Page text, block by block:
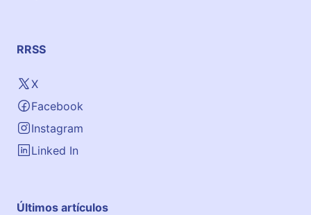
RRSS
X
Facebook
Instagram
Linked In
Últimos artículos